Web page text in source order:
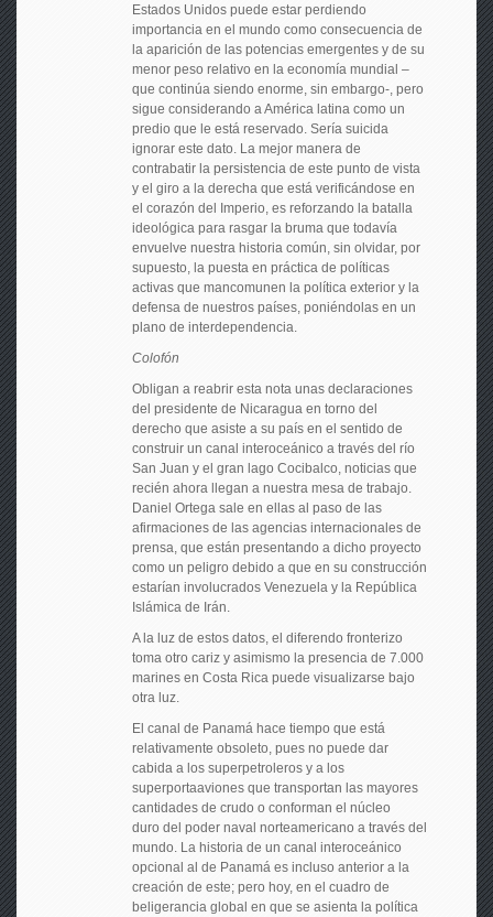
Estados Unidos puede estar perdiendo
importancia en el mundo como consecuencia de
la aparición de las potencias emergentes y de su
menor peso relativo en la economía mundial –
que continúa siendo enorme, sin embargo-, pero
sigue considerando a América latina como un
predio que le está reservado. Sería suicida
ignorar este dato. La mejor manera de
contrabatir la persistencia de este punto de vista
y el giro a la derecha que está verificándose en
el corazón del Imperio, es reforzando la batalla
ideológica para rasgar la bruma que todavía
envuelve nuestra historia común, sin olvidar, por
supuesto, la puesta en práctica de políticas
activas que mancomunen la política exterior y la
defensa de nuestros países, poniéndolas en un
plano de interdependencia.
Colofón
Obligan a reabrir esta nota unas declaraciones
del presidente de Nicaragua en torno del
derecho que asiste a su país en el sentido de
construir un canal interoceánico a través del río
San Juan y el gran lago Cocibalco, noticias que
recién ahora llegan a nuestra mesa de trabajo.
Daniel Ortega sale en ellas al paso de las
afirmaciones de las agencias internacionales de
prensa, que están presentando a dicho proyecto
como un peligro debido a que en su construcción
estarían involucrados Venezuela y la República
Islámica de Irán.
A la luz de estos datos, el diferendo fronterizo
toma otro cariz y asimismo la presencia de 7.000
marines en Costa Rica puede visualizarse bajo
otra luz.
El canal de Panamá hace tiempo que está
relativamente obsoleto, pues no puede dar
cabida a los superpetroleros y a los
superportaaviones que transportan las mayores
cantidades de crudo o conforman el núcleo
duro del poder naval norteamericano a través del
mundo. La historia de un canal interoceánico
opcional al de Panamá es incluso anterior a la
creación de este; pero hoy, en el cuadro de
beligerancia global en que se asienta la política